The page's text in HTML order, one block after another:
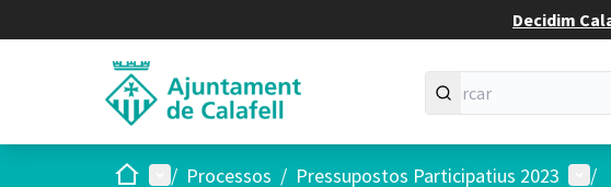
Decidim
Inici Menú principal
/ Processos / Pressupostos Participatius 2023 /